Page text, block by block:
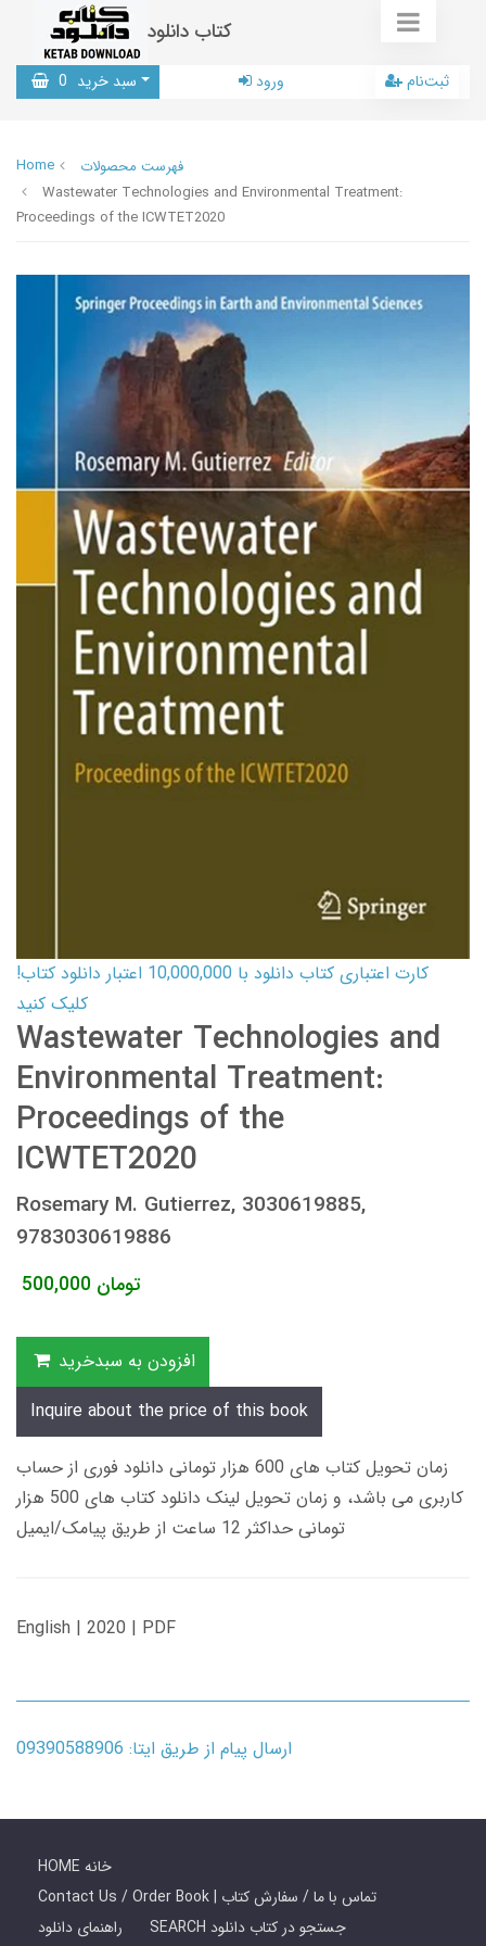
کتاب دانلود
سبد خرید 0 ورود ثبت‌نام
Home
فهرست محصولات
Wastewater Technologies and Environmental Treatment:
Proceedings of the ICWTET2020
کارت اعتباری کتاب دانلود با 10,000,000 اعتبار دانلود کتاب!
کلیک کنید
Wastewater Technologies and
Environmental Treatment:
Proceedings of the
ICWTET2020
Rosemary M. Gutierrez, 3030619885,
9783030619886
500,000 تومان
افزودن به سبدخرید
Inquire about the price of this book
زمان تحویل کتاب های 600 هزار تومانی دانلود فوری از حساب
کاربری می باشد، و زمان تحویل لینک دانلود کتاب های 500 هزار
تومانی حداکثر 12 ساعت از طریق پیامک/ایمیل
English | 2020 | PDF
ارسال پیام از طریق ایتا: 09390588906
HOME خانه
Contact Us / Order Book | تماس با ما / سفارش کتاب
راهنمای دانلود
SEARCH جستجو در کتاب دانلود